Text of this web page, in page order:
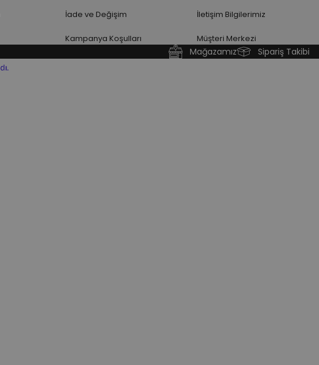
İade ve Değişim
Kampanya Koşulları
İletişim Bilgilerimiz
Müşteri Merkezi
Mağazamız Sipariş Takibi